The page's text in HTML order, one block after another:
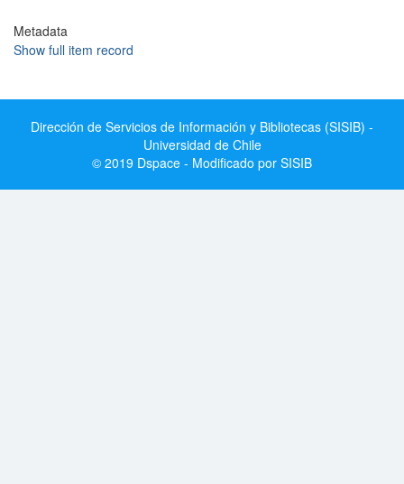
Metadata
Show full item record
Dirección de Servicios de Información y Bibliotecas (SISIB) -
Universidad de Chile
© 2019 Dspace - Modificado por SISIB